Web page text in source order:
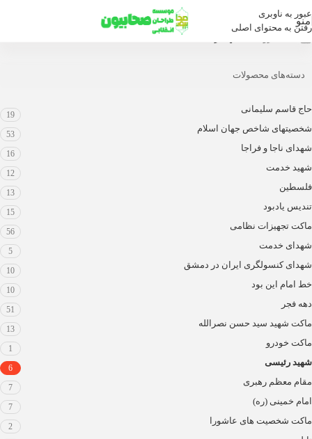
عبور به ناوبری
رفتن به محتوای اصلی
منو
دسته‌های محصولات
حاج قاسم سلیمانی
19
شخصیتهای شاخص جهان اسلام
53
شهدای ناجا و فراجا
16
شهید خدمت
12
فلسطین
13
تندیس یادبود
15
ماکت تجهیزات نظامی
56
شهدای خدمت
5
شهدای کنسولگری ایران در دمشق
10
خط امام این بود
10
دهه فجر
51
ماکت شهید سید حسن نصرالله
13
ماکت خودرو
1
شهید رئیسی
6
مقام معظم رهبری
7
امام خمینی (ره)
7
ماکت شخصیت های عاشورا
2